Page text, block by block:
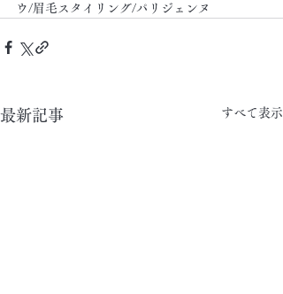
ウ/眉毛スタイリング/パリジェンヌ
最新記事 すべて表示